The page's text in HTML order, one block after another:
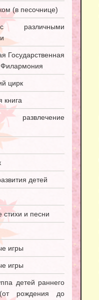
(в песочнице)
Государственная
цирк
книга
развлечение
детей
стихи и песни
игры
игры
детей раннего
(от рождения до